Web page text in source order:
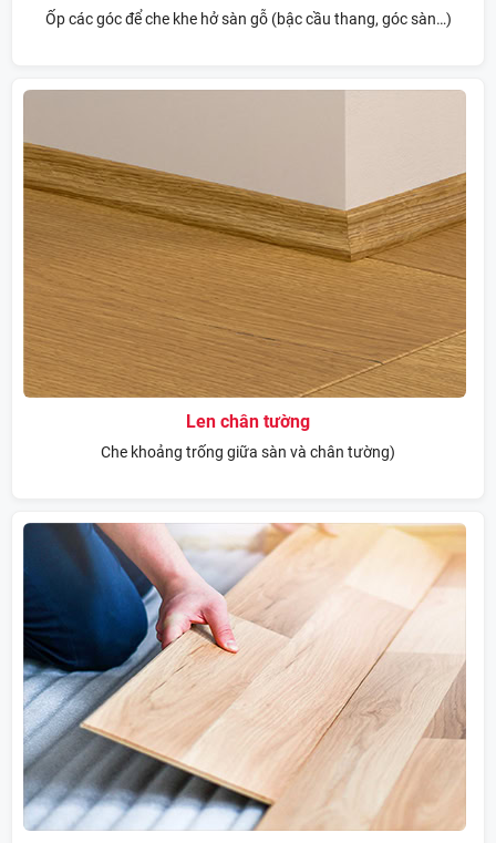
Ốp các góc để che khe hở sàn gỗ (bậc cầu thang, góc sàn…)
Len chân tường
Che khoảng trống giữa sàn và chân tường)